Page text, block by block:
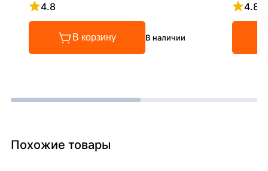
4.8
Рейтинг 4.8 из 5
В корзину В наличии
4.8
Похожие товары